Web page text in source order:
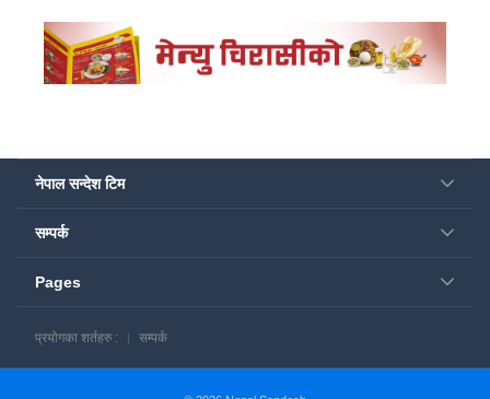
नेपाल सन्देश टिम
सम्पर्क
Pages
प्रयोगका शर्तहरु : सम्पर्क